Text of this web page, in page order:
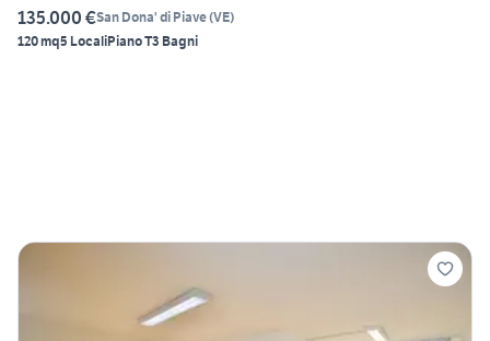
135.000 €San Dona' di Piave(VE)
120 mq5 LocaliPiano T3 Bagni